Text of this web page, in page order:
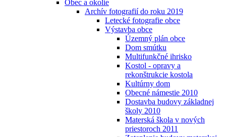
Obec a okolie
Archív fotografií do roku 2019
Letecké fotografie obce
Výstavba obce
Územný plán obce
Dom smútku
Multifunkčné ihrisko
Kostol - opravy a
rekonštrukcie kostola
Kultúrny dom
Obecné námestie 2010
Dostavba budovy základnej
školy 2010
Materská škola v nových
priestoroch 2011